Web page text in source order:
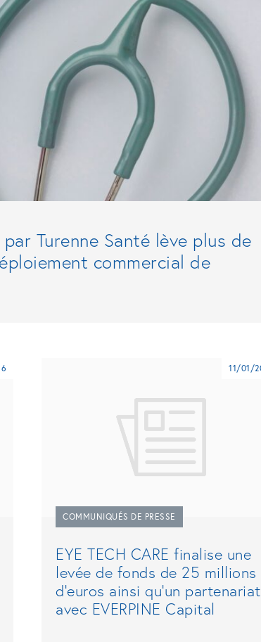
Turenne Santé lève plus de
commercial de
Rapport RSE
VOIR LE
11/01/
COMMUNIQUÉS DE PRESSE
EYE TECH CARE finalise une
levée de fonds de 25 millions
d’euros ainsi qu’un partenariat
avec EVERPINE Capital